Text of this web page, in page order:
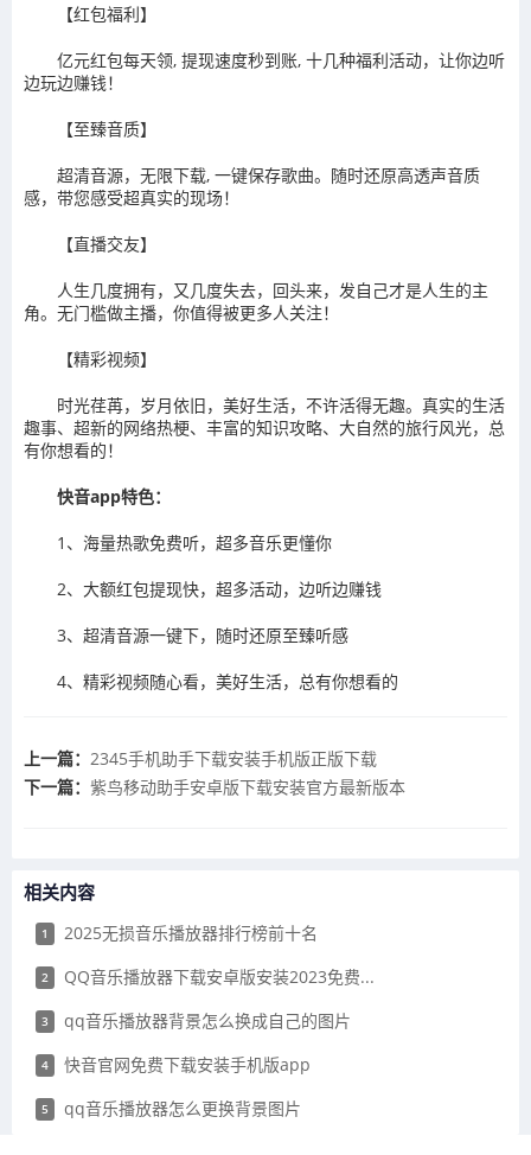
【红包福利】
亿元红包每天领, 提现速度秒到账, 十几种福利活动，让你边听
边玩边赚钱！
【至臻音质】
超清音源，无限下载, 一键保存歌曲。随时还原高透声音质
感，带您感受超真实的现场！
【直播交友】
人生几度拥有，又几度失去，回头来，发自己才是人生的主
角。无门槛做主播，你值得被更多人关注！
【精彩视频】
时光荏苒，岁月依旧，美好生活，不许活得无趣。真实的生活
趣事、超新的网络热梗、丰富的知识攻略、大自然的旅行风光，总
有你想看的！
快音app特色：
1、海量热歌免费听，超多音乐更懂你
2、大额红包提现快，超多活动，边听边赚钱
3、超清音源一键下，随时还原至臻听感
4、精彩视频随心看，美好生活，总有你想看的
上一篇： 2345手机助手下载安装手机版正版下载
下一篇： ​紫鸟移动助手安卓版下载安装官方最新版本
相关内容
1 2025无损音乐播放器排行榜前十名
2 QQ音乐播放器下载安卓版安装2023免费...
3 ​qq音乐播放器背景怎么换成自己的图片
4 ​快音官网免费下载安装手机版app
5 ​qq音乐播放器怎么更换背景图片